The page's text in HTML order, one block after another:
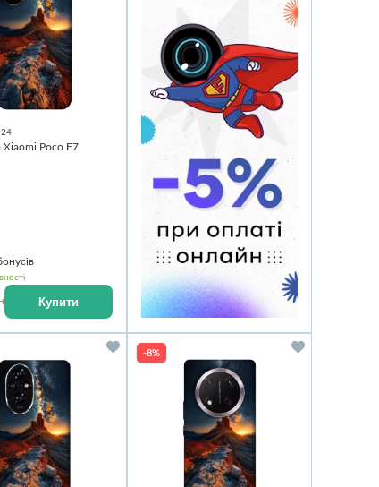
Xiaomi Poco F7
Купити
-8%